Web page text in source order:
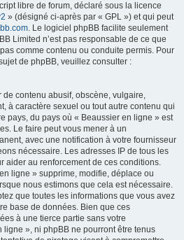
libre de forum, déclaré sous la licence
» (désigné ci-après par « GPL ») et qui peut
. Le logiciel phpBB facilite seulement
Limited n’est pas responsable de ce que
comme contenu ou conduite permis. Pour
de phpBB, veuillez consulter :
contenu abusif, obscène, vulgaire,
à caractère sexuel ou tout autre contenu qui
pays, du pays où « Beaussier en ligne » est
Le faire peut vous mener à un
avec une notification à votre fournisseur
nécessaire. Les adresses IP de tous les
aider au renforcement de ces conditions.
ligne » supprime, modifie, déplace ou
nous estimons que cela est nécessaire.
que toutes les informations que vous avez
base de données. Bien que ces
à une tierce partie sans votre
», ni phpBB ne pourront être tenus